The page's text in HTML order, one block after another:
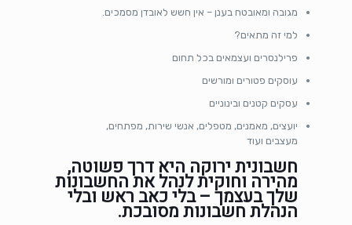
מגובה ומאובטח בענן – אין חשש לאובדן מסמכים.
למי זה מתאים?
פרילנסרים ועצמאים בכל תחום
עוסקים פטורים ומורשים
עסקים קטנים ובינוניים
יועצים, מאמנים, מטפלים, אנשי שירות, מפתחים,
מעצבים ועוד
חשבונית ירוקה היא דרך פשוטה,
מהירה וחוקית לנהל את החשבונות
שלך בעצמך – בלי כאב ראש ובלי
הנהלת חשבונות מסובכת.